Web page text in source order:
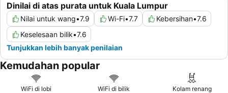
Dinilai di atas purata untuk Kuala Lumpur
Nilai untuk wang•7.9 Wi-Fi•7.7 Kebersihan•7.6
Keselesaan bilik•7.6
Tunjukkan lebih banyak penilaian
Kemudahan popular
WiFi di lobi WiFi di bilik Kolam renang